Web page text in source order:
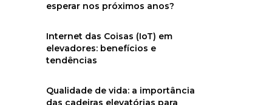
esperar nos próximos anos?
Internet das Coisas (IoT) em
elevadores: benefícios e
tendências
Qualidade de vida: a importância
das cadeiras elevatórias para